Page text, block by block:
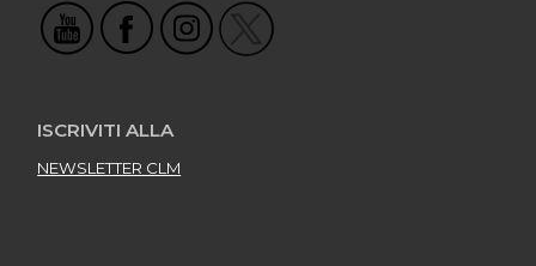
ISCRIVITI ALLA
NEWSLETTER CLM